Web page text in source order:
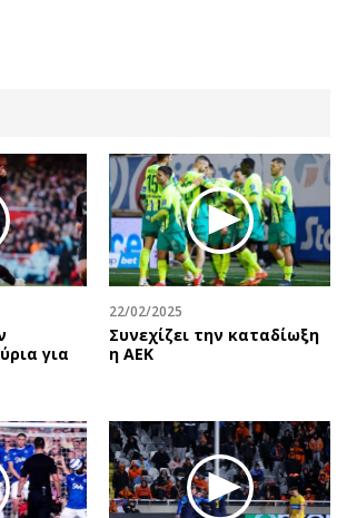
ΣΥΝΔΕΣΗ
Απόψεις
Αρθρογραφία
The Hill
Υγεία
Αγγελίες
Πωλούνται
Ζητούν εργασία
Θέσεις εργασίας
για
22/02/2025
Συνεχίζει την καταδίωξη
η ΑΕΚ